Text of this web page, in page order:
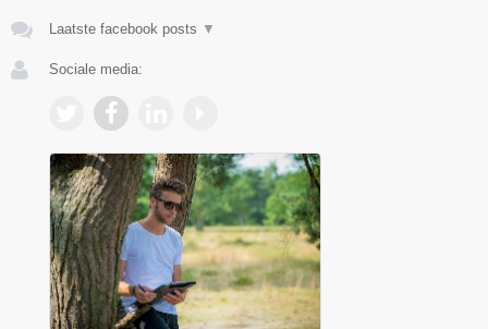
Laatste facebook posts ▼
Sociale media: